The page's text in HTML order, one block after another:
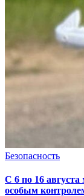
Безопасность
С 6 по 16 августа
особым